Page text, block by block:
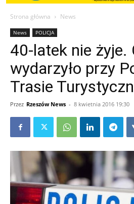
Strona główna News
News POLICJA
40-latek nie żyje.
wydarzyło przy
Trasie
Przez Rzeszów News - 8 kwietnia 2016 19:30